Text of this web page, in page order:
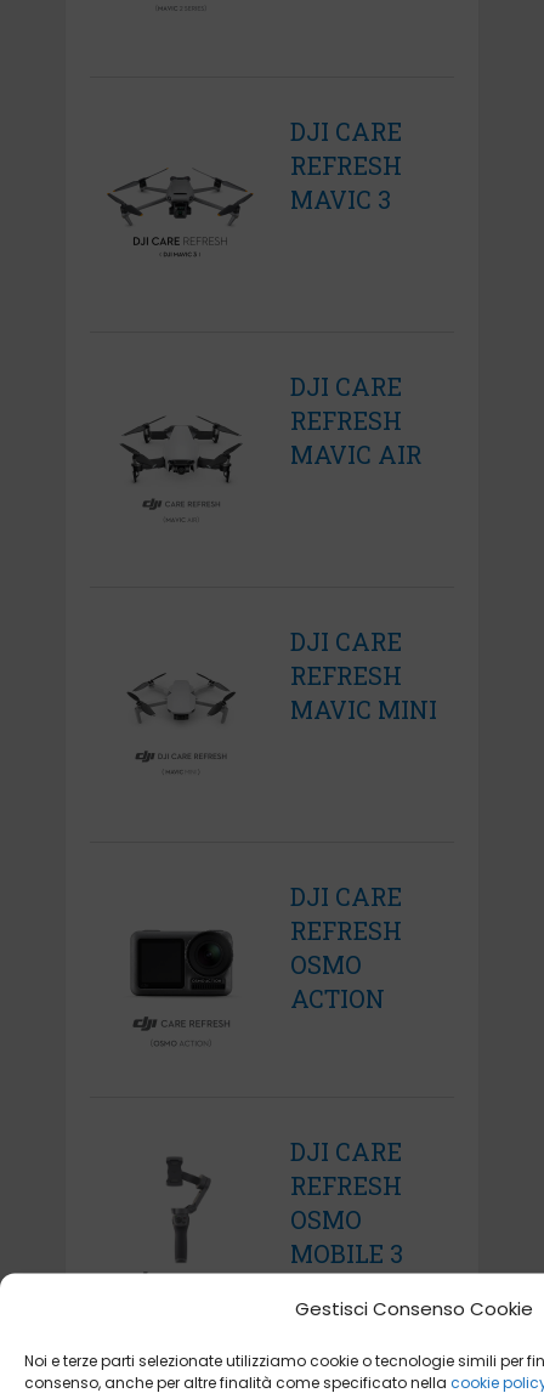
Gestisci Consenso Cookie
Noi e terze parti selezionate utilizziamo cookie o tecnologie simili per
consenso, anche per altre finalità come specificato nella cookie
DJI CARE
REFRESH
MAVIC 3
DJI CARE
REFRESH
MAVIC AIR
DJI CARE
REFRESH
MAVIC MINI
DJI CARE
REFRESH
OSMO
ACTION
DJI CARE
REFRESH
OSMO
MOBILE 3